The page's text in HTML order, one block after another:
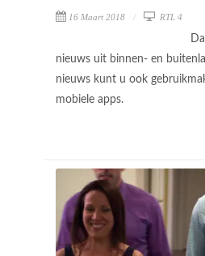
16 Maart 2018 RTL 4
nieuws uit binnen- en
nieuws kunt u ook
mobiele apps.